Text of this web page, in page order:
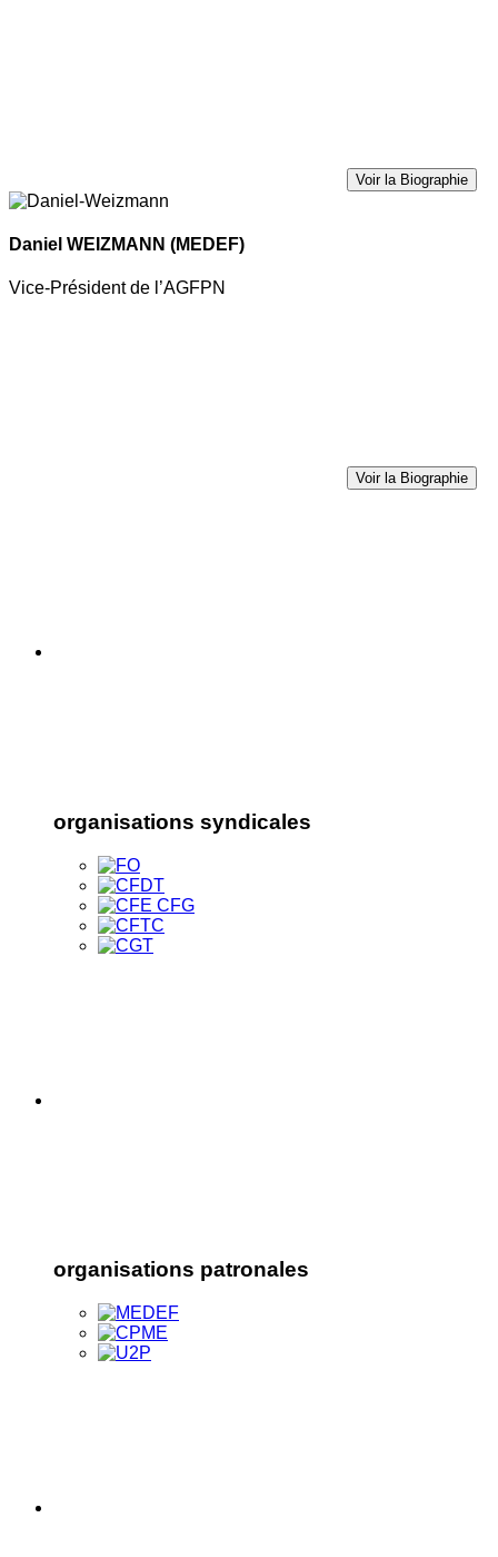
Voir la Biographie
Daniel WEIZMANN (MEDEF)
Vice-Président de l’AGFPN
Voir la Biographie
organisations syndicales
organisations patronales